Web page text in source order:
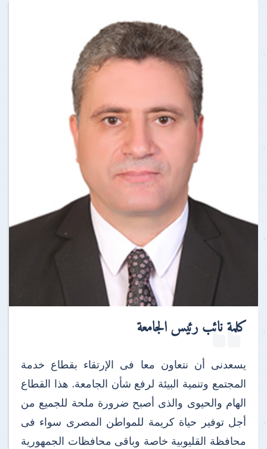
كلمة نائب رئيس الجامعة
يسعدنى أن نتعاون معا فى الإرتقاء بقطاع خدمة
المجتمع وتنمية البيئة لرفع شأن الجامعة. هذا القطاع
الهام والحيوى والذى أصبح ضرورة ملحة للجميع من
أجل توفير حياة كريمة للمواطن المصرى سواء فى
محافظة القليوبية خاصة وباقى محافظات الجمهورية